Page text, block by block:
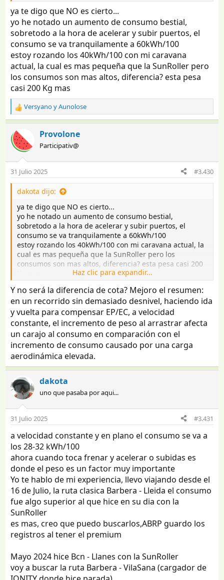
ya te digo que NO es cierto...
yo he notado un aumento de consumo bestial,
sobretodo a la hora de acelerar y subir puertos, el
consumo se va tranquilamente a 60kWh/100
estoy rozando los 40kWh/100 con mi caravana
actual, la cual es mas pequeña que la SunRoller pero
los consumos son mas altos, diferencia? esta pesa
casi 200 Kg mas
R
e
c
c
o
n
e
s
VersyanoyAunolose
Provolone
Participativ@
31 Julio 2025 #3.430
dakota dijo:
ya te digo que NO es cierto...
yo he notado un aumento de consumo bestial,
sobretodo a la hora de acelerar y subir puertos, el
consumo se va tranquilamente a 60kWh/100
estoy rozando los 40kWh/100 con mi caravana actual, la
cual es mas pequeña que la SunRoller pero los
consumos son mas altos, diferencia? esta pesa casi 200
Haz clic para expandir...
Y no será la diferencia de cota? Mejoro el resumen:
en un recorrido sin demasiado desnivel, haciendo ida
y vuelta para compensar EP/EC, a velocidad
constante, el incremento de peso al arrastrar afecta
un carajo al consumo en comparación con el
incremento de consumo causado por una carga
aerodinámica elevada.
dakota
uno que pasaba por aqui...
31 Julio 2025 #3.431
a velocidad constante y en plano el consumo se va a
los 28-32 kWh/100
ahora cuando toca frenar y acelerar o subidas es
donde el peso es un factor muy importante
Yo te hablo de mi experiencia, llevo viajando desde el
16 de Julio, la ruta clasica Barbera - Lleida el consumo
fue algo superior al que hice en su dia con la
SunRoller
es mas, creo que puedo buscarlos,ABRP guardo los
registros al tener el premium
Mayo 2024 hice Bcn - Llanes con la SunRoller
voy a buscar la ruta Barbera - VilaSana (cargador de